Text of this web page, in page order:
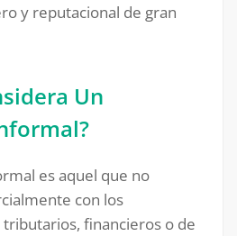
y reputacional de gran
Un
es aquel que no
con los
financieros o de